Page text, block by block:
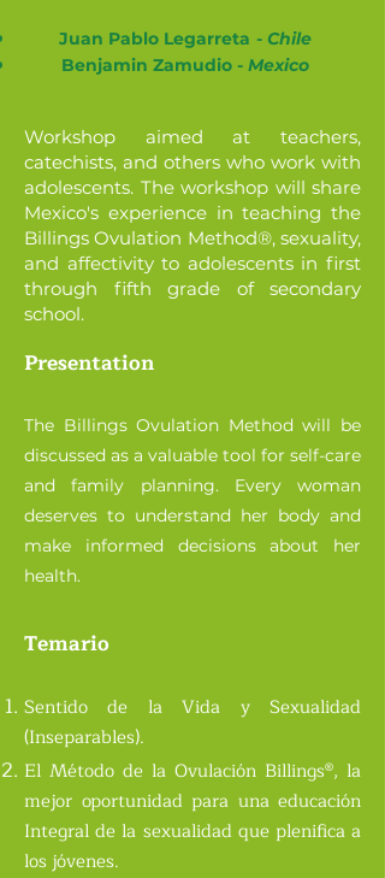
Juan Pablo Legarreta - Chile
Benjamin Zamudio - Mexico
Workshop aimed at teachers,
catechists, and others who work with
adolescents. The workshop will share
Mexico's experience in teaching the
Billings Ovulation Method®, sexuality,
and affectivity to adolescents in first
through fifth grade of secondary
school.
Presentation
The Billings Ovulation Method will be
discussed as a valuable tool for self-care
and family planning. Every woman
deserves to understand her body and
make informed decisions about her
health.
Temario
Sentido de la Vida y Sexualidad
(Inseparables).
El Método de la Ovulación Billings®, la
mejor oportunidad para una educación
Integral de la sexualidad que plenifica a
los jóvenes.